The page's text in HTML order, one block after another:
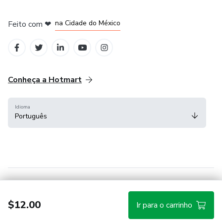
$12.00 Ir para o carrinho
Feito com ❤ na Cidade do México
Conheça a Hotmart
Idioma
Português
Hotmart — 2011-2026 © Todos os direitos reservados.